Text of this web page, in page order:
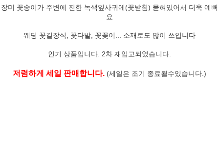
장미 꽃송이가 주변에 진한 녹색잎사귀에(꽃받침) 묻혀있어서 더욱 예뻐
요
웨딩 꽃길장식, 꽃다발, 꽃꽂이... 소재로도 많이 쓰입니다
인기 상품입니다. 2차 재입고되었습니다.
저렴하게 세일 판매합니다. (세일은 조기 종료될수있습니다.)